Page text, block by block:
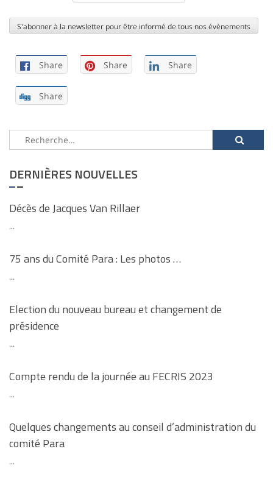
Share Share Share
Share
Rechercher :
DERNIÈRES NOUVELLES
Décès de Jacques Van Rillaer
...
75 ans du Comité Para : Les photos …
...
Election du nouveau bureau et changement de
présidence
...
Compte rendu de la journée au FECRIS 2023
...
Quelques changements au conseil d’administration du
comité Para
...